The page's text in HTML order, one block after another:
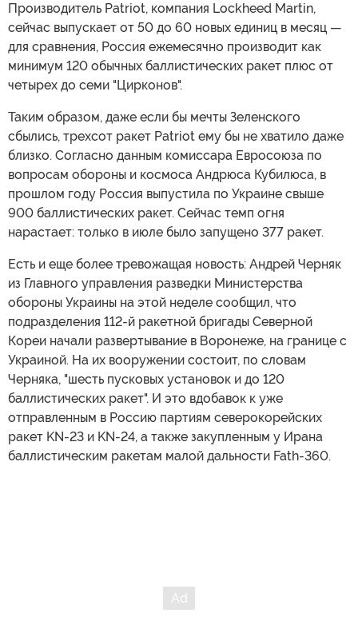
Производитель Patriot, компания Lockheed Martin,
сейчас выпускает от 50 до 60 новых единиц в месяц —
для сравнения, Россия ежемесячно производит как
минимум 120 обычных баллистических ракет плюс от
четырех до семи "Цирконов".
Таким образом, даже если бы мечты Зеленского
сбылись, трехсот ракет Patriot ему бы не хватило даже
близко. Согласно данным комиссара Евросоюза по
вопросам обороны и космоса Андрюса Кубилюса, в
прошлом году Россия выпустила по Украине свыше
900 баллистических ракет. Сейчас темп огня
нарастает: только в июле было запущено 377 ракет.
Есть и еще более тревожащая новость: Андрей Черняк
из Главного управления разведки Министерства
обороны Украины на этой неделе сообщил, что
подразделения 112-й ракетной бригады Северной
Кореи начали развертывание в Воронеже, на границе с
Украиной. На их вооружении состоит, по словам
Черняка, "шесть пусковых установок и до 120
баллистических ракет". И это вдобавок к уже
отправленным в Россию партиям северокорейских
ракет KN-23 и KN-24, а также закупленным у Ирана
баллистическим ракетам малой дальности Fath-360.